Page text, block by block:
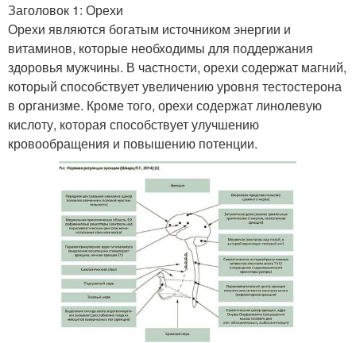
Заголовок 1: Орехи
Орехи являются богатым источником энергии и
витаминов, которые необходимы для поддержания
здоровья мужчины. В частности, орехи содержат магний,
который способствует увеличению уровня тестостерона
в организме. Кроме того, орехи содержат линолевую
кислоту, которая способствует улучшению
кровообращения и повышению потенции.